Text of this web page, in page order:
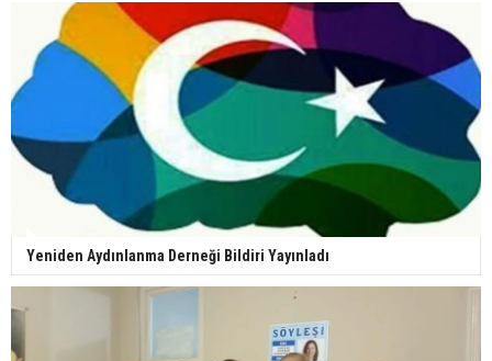
Yeniden Aydınlanma Derneği Bildiri Yayınladı